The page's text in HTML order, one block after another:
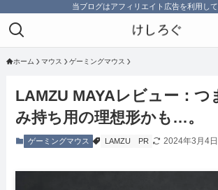
当ブログはアフィリエイト広告を利用し
ホーム マウス ゲーミングマウス
LAMZU MAYAレビュー：つ
み持ち用の理想形かも…。
ゲーミングマウス LAMZU PR 2024年3月4日